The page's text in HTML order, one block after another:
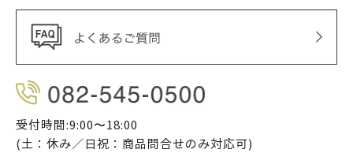
受付時間:9:00〜18:00
(土：休み／日祝：商品問合せのみ対応可)